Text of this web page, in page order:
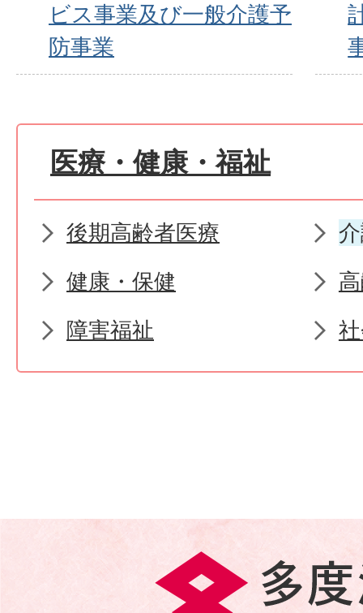
ビス事業及び一般介護予
防事業
医療・健康・福祉
後期高齢者医療
健康・保健
障害福祉
多